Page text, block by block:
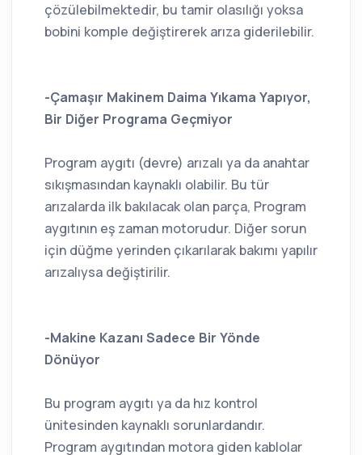
çözülebilmektedir, bu tamir olasılığı yoksa
bobini komple değiştirerek arıza giderilebilir.
-Çamaşır Makinem Daima Yıkama Yapıyor,
Bir Diğer Programa Geçmiyor
Program aygıtı (devre) arızalı ya da anahtar
sıkışmasından kaynaklı olabilir. Bu tür
arızalarda ilk bakılacak olan parça, Program
aygıtının eş zaman motorudur. Diğer sorun
için düğme yerinden çıkarılarak bakımı yapılır
arızalıysa değiştirilir.
-Makine Kazanı Sadece Bir Yönde
Dönüyor
Bu program aygıtı ya da hız kontrol
ünitesinden kaynaklı sorunlardandır.
Program aygıtından motora giden kablolar